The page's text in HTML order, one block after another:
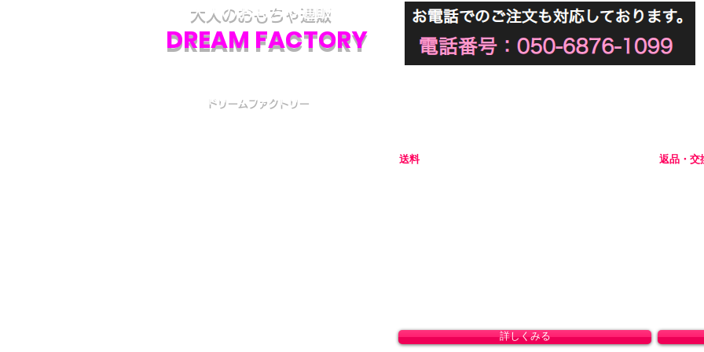
大人のおもちゃ通販
DREAM FACTORY
ドリームファクトリー
送料 返品・交
詳しくみる